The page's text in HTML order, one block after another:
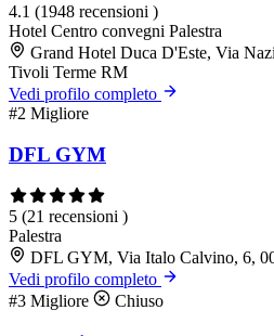
4.1 (1948 recensioni )
Hotel Centro convegni Palestra
Grand Hotel Duca D'Este, Via
Tivoli Terme RM
Vedi profilo completo
#2 Migliore
DFL GYM
5 (21 recensioni )
Palestra
DFL GYM, Via Italo Calvino, 6,
Vedi profilo completo
#3 Migliore Chiuso